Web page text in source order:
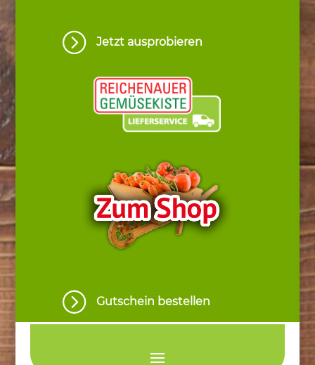
= Jetzt ausprobieren
= Gutschein bestellen